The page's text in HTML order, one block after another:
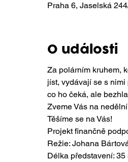
Praha 6, Jaselská
O události
Za polárním kruhem,
jíst, vydávají se s
co ho čeká, ale
Zveme Vás na
Těšíme se na Vás!
Projekt finančně
Režie: Johana
Délka představení: